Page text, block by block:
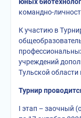
командно-
К участию в
учреждений
Тульской области
Турнир
I этап – заочный